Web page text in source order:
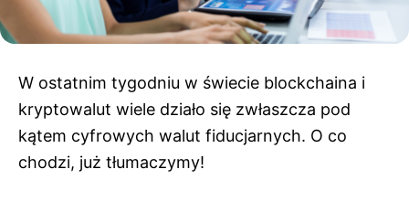
W ostatnim tygodniu w świecie blockchaina i
kryptowalut wiele działo się zwłaszcza pod
kątem cyfrowych walut fiducjarnych. O co
chodzi, już tłumaczymy!